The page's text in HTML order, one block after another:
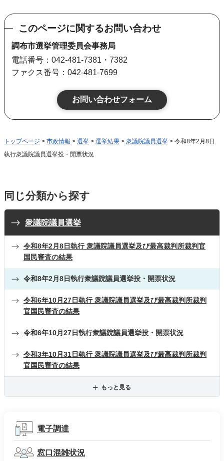
このページに関するお問い合わせ
調布市選挙管理委員会事務局
電話番号：042-481-7381・7382
ファクス番号：042-481-7699
トップページ > 市政情報 > 選挙 > 選挙結果 > 衆議院議員選挙 > 令和8年2月8日
執行衆議院議員選挙投・開票状況
同じ分類から探す
衆議院議員選挙
令和8年2月8日執行 衆議院議員選挙及び最高裁判所裁判官
国民審査の結果
令和8年2月8日執行衆議院議員選挙投・開票状況
令和6年10月27日執行 衆議院議員選挙及び最高裁判所裁判
官国民審査の結果
令和6年10月27日執行衆議院議員選挙投・開票状況
令和3年10月31日執行 衆議院議員選挙及び最高裁判所裁判
官国民審査の結果
もっと見る
電子調達
窓口混雑状況